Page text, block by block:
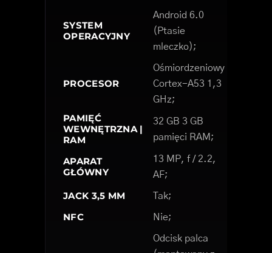
SYSTEM
OPERACYJNY
Android 6.0
(Ptasie
mleczko);
PROCESOR
Ośmiordzeniowy
Cortex-A53 1,3
GHz;
PAMIĘĆ
WEWNĘTRZNA |
RAM
32 GB 3 GB
pamięci RAM;
APARAT
GŁÓWNY
13 MP, f / 2.2,
AF;
JACK 3,5 MM Tak;
NFC Nie;
Odcisk palca